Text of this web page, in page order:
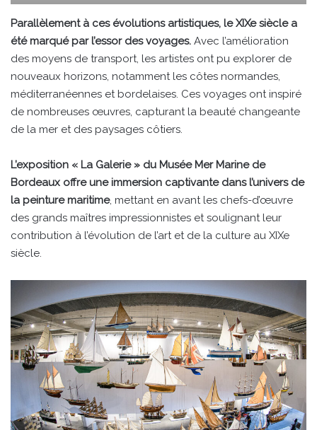
Parallèlement à ces évolutions artistiques, le XIXe siècle a
été marqué par l’essor des voyages. Avec l’amélioration
des moyens de transport, les artistes ont pu explorer de
nouveaux horizons, notamment les côtes normandes,
méditerranéennes et bordelaises. Ces voyages ont inspiré
de nombreuses œuvres, capturant la beauté changeante
de la mer et des paysages côtiers.
L’exposition « La Galerie » du Musée Mer Marine de
Bordeaux offre une immersion captivante dans l’univers de
la peinture maritime, mettant en avant les chefs-d’œuvre
des grands maîtres impressionnistes et soulignant leur
contribution à l’évolution de l’art et de la culture au XIXe
siècle.